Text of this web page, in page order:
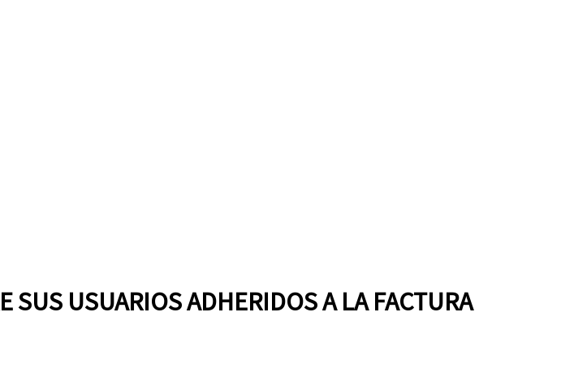
SUS USUARIOS ADHERIDOS A LA FACTURA